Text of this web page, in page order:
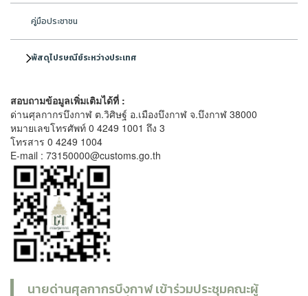
คู่มือประชาชน
พัสดุไปรษณีย์ระหว่างประเทศ
สอบถามข้อมูลเพิ่มเติมได้ที่ :
ด่านศุลกากรบึงกาฬ ต.วิศิษฐ์ อ.เมืองบึงกาฬ จ.บึงกาฬ 38000
หมายเลขโทรศัพท์ 0 4249 1001 ถึง 3
โทรสาร 0 4249 1004
E-mail : 73150000@customs.go.th
นายด่านศุลกากรบึงกาฬ เข้าร่วมประชุมคณะผู้